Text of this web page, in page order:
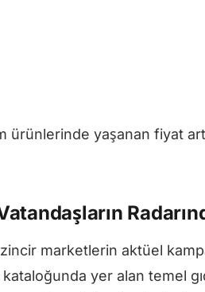
yaşanan fiyat
marketlerin aktüel
yer alan temel